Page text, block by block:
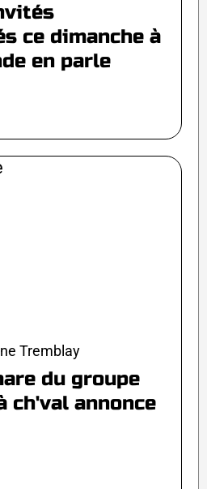
ce dimanche à
en parle
Tremblay
du groupe
ch'val annonce